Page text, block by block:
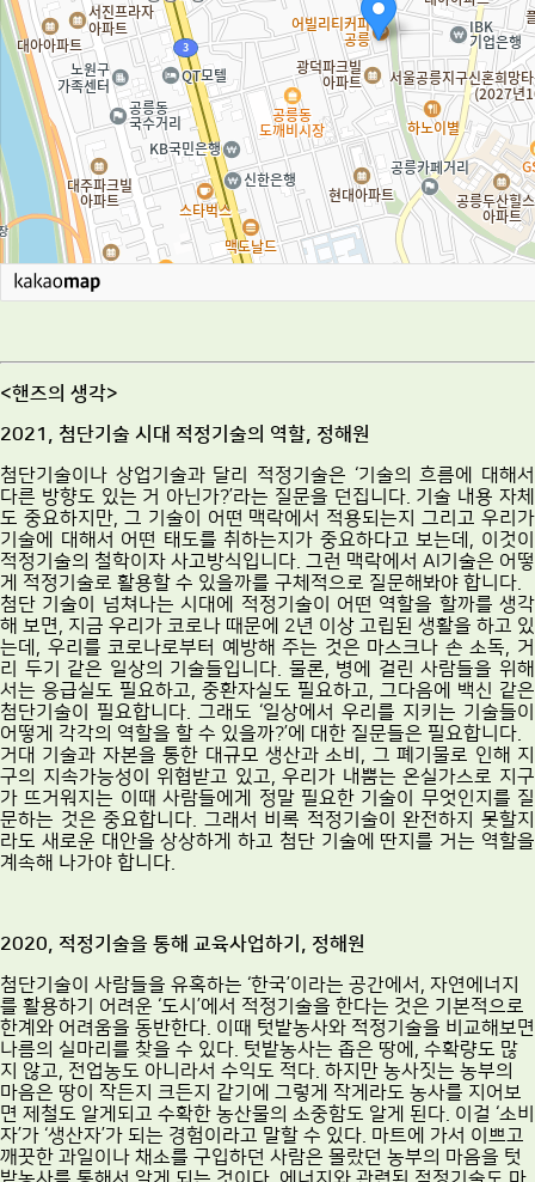
<핸즈의 생각>
2021, 첨단기술 시대 적정기술의 역할, 정해원
첨단기술이나 상업기술과 달리 적정기술은 ‘기술의 흐름에 대해서
다른 방향도 있는 거 아닌가?’라는 질문을 던집니다. 기술 내용 자체
도 중요하지만, 그 기술이 어떤 맥락에서 적용되는지 그리고 우리가
기술에 대해서 어떤 태도를 취하는지가 중요하다고 보는데, 이것이
적정기술의 철학이자 사고방식입니다. 그런 맥락에서 AI기술은 어떻
게 적정기술로 활용할 수 있을까를 구체적으로 질문해봐야 합니다.
첨단 기술이 넘쳐나는 시대에 적정기술이 어떤 역할을 할까를 생각
해 보면, 지금 우리가 코로나 때문에 2년 이상 고립된 생활을 하고 있
는데, 우리를 코로나로부터 예방해 주는 것은 마스크나 손 소독, 거
리 두기 같은 일상의 기술들입니다. 물론, 병에 걸린 사람들을 위해
서는 응급실도 필요하고, 중환자실도 필요하고, 그다음에 백신 같은
첨단기술이 필요합니다. 그래도 ‘일상에서 우리를 지키는 기술들이
어떻게 각각의 역할을 할 수 있을까?’에 대한 질문들은 필요합니다.
거대 기술과 자본을 통한 대규모 생산과 소비, 그 폐기물로 인해 지
구의 지속가능성이 위협받고 있고, 우리가 내뿜는 온실가스로 지구
가 뜨거워지는 이때 사람들에게 정말 필요한 기술이 무엇인지를 질
문하는 것은 중요합니다. 그래서 비록 적정기술이 완전하지 못할지
라도 새로운 대안을 상상하게 하고 첨단 기술에 딴지를 거는 역할을
계속해 나가야 합니다.
2020, 적정기술을 통해 교육사업하기, 정해원
첨단기술이 사람들을 유혹하는 ‘한국’이라는 공간에서, 자연에너지
를 활용하기 어려운 ‘도시’에서 적정기술을 한다는 것은 기본적으로
한계와 어려움을 동반한다. 이때 텃밭농사와 적정기술을 비교해보면
나름의 실마리를 찾을 수 있다. 텃밭농사는 좁은 땅에, 수확량도 많
지 않고, 전업농도 아니라서 수익도 적다. 하지만 농사짓는 농부의
마음은 땅이 작든지 크든지 같기에 그렇게 작게라도 농사를 지어보
면 제철도 알게되고 수확한 농산물의 소중함도 알게 된다. 이걸 ‘소비
자’가 ‘생산자’가 되는 경험이라고 말할 수 있다. 마트에 가서 이쁘고
깨끗한 과일이나 채소를 구입하던 사람은 몰랐던 농부의 마음을 텃